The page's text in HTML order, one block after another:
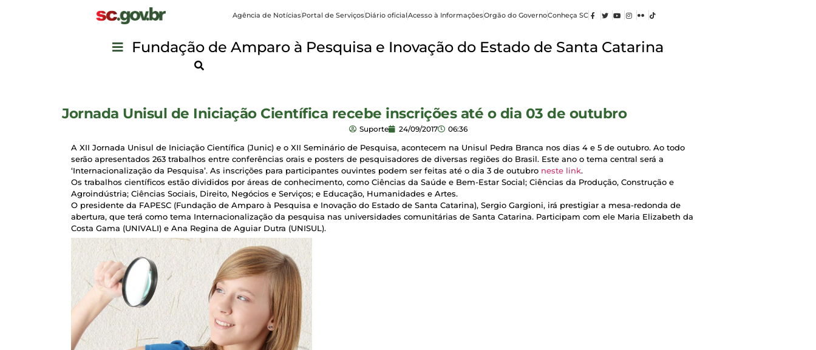
Agência de NotíciasPortal de ServiçosDiário oficialAcesso à InformaçõesOrgão do GovernoConheça SC
Fundação de Amparo à Pesquisa e Inovação do Estado de Santa Catarina
Jornada Unisul de Iniciação Científica recebe inscrições até o dia 03 de outubro
Suporte 24/09/2017 06:36
A XII Jornada Unisul de Iniciação Científica (Junic) e o XII Seminário de Pesquisa, acontecem na Unisul Pedra Branca nos dias 4 e 5 de outubro. Ao todo
serão apresentados 263 trabalhos entre conferências orais e posters de pesquisadores de diversas regiões do Brasil. Este ano o tema central será a
‘Internacionalização da Pesquisa’. As inscrições para participantes ouvintes podem ser feitas até o dia 3 de outubro neste link.
Os trabalhos científicos estão divididos por áreas de conhecimento, como Ciências da Saúde e Bem-Estar Social; Ciências da Produção, Construção e
Agroindústria; Ciências Sociais, Direito, Negócios e Serviços; e Educação, Humanidades e Artes.
O presidente da FAPESC (Fundação de Amparo à Pesquisa e Inovação do Estado de Santa Catarina), Sergio Gargioni, irá prestigiar a mesa-redonda de
abertura, que terá como tema Internacionalização da pesquisa nas universidades comunitárias de Santa Catarina. Participam com ele Maria Elizabeth da
Costa Gama (UNIVALI) e Ana Regina de Aguiar Dutra (UNISUL).